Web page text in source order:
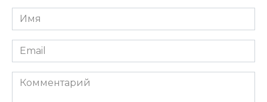
Имя
*
Email
*
Комментарий